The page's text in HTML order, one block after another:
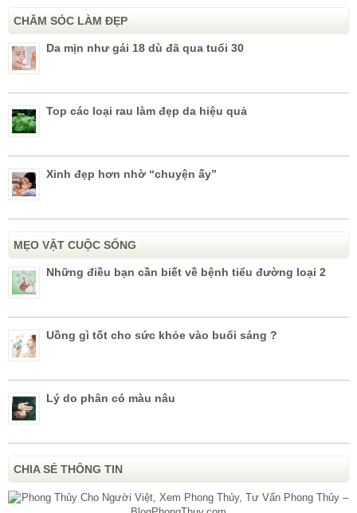
CHĂM SÓC LÀM ĐẸP
Da mịn như gái 18 dù đã qua tuổi 30
Top các loại rau làm đẹp da hiệu quả
Xinh đẹp hơn nhờ “chuyện ấy”
MẸO VẶT CUỘC SỐNG
Những điều bạn cần biết về bệnh tiểu đường loại 2
Uồng gì tốt cho sức khỏe vào buổi sáng ?
Lý do phân có màu nâu
CHIA SẺ THÔNG TIN